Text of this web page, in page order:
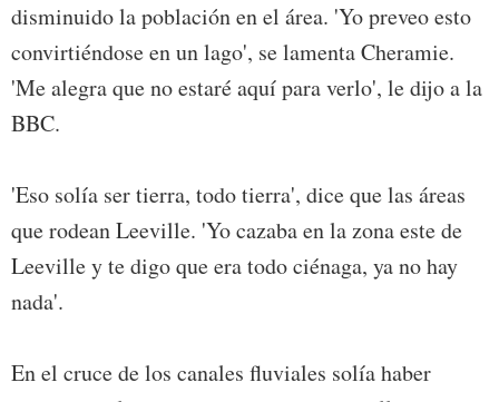
disminuido la población en el área. 'Yo preveo esto
convirtiéndose en un lago', se lamenta Cheramie.
'Me alegra que no estaré aquí para verlo', le dijo a la
BBC.
'Eso solía ser tierra, todo tierra', dice que las áreas
que rodean Leeville. 'Yo cazaba en la zona este de
Leeville y te digo que era todo ciénaga, ya no hay
nada'.
En el cruce de los canales fluviales solía haber